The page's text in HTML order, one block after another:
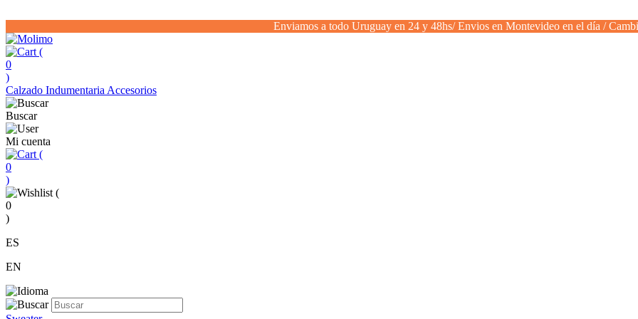
Enviamos a todo Uruguay en 24 y 48hs/ Envios en Montevideo en el día /
(
0
)
Calzado Indumentaria Accesorios
Buscar
Mi cuenta
(
0
)
(
0
)
ES
EN